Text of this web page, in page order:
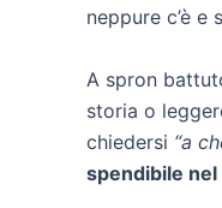
neppure c’è e
A spron
storia o
chiedersi “a
spendibile